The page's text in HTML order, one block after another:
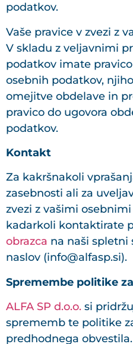
podatkov.
Vaše pravice v zvezi z
V skladu z veljavnimi
podatkov imate
osebnih podatkov,
omejitve obdelave in
pravico do ugovora
podatkov.
Kontakt
Za kakršnakoli
zasebnosti ali za
zvezi z vašimi
kadarkoli kontaktirate
obrazca na naši spletni
naslov (info@alfasp.si).
Spremembe politike
ALFA SP d.o.o. si
sprememb te politike
predhodnega